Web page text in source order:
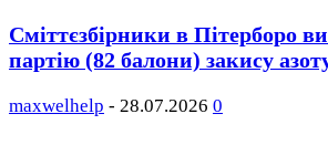
Сміттєзбірники в Пітерборо
партію (82 балони) закису
maxwelhelp - 28.07.2026 0